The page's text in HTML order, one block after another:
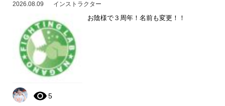
2026.08.09 インストラクター
お陰様で３周年！名前も変更！！
5